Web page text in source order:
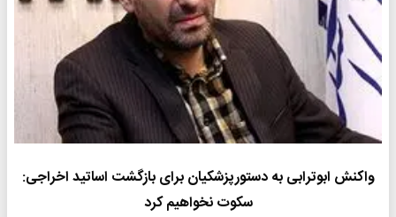
واکنش ابوترابی به دستورپزشکیان برای بازگشت اساتید اخراجی:
سکوت نخواهیم کرد